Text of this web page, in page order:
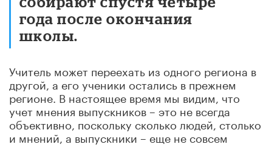
года после окончания
школы.
Учитель может переехать из одного региона в
другой, а его ученики остались в прежнем
регионе. В настоящее время мы видим, что
учет мнения выпускников – это не всегда
объективно, поскольку сколько людей, столько
и мнений, а выпускники – еще не совсем